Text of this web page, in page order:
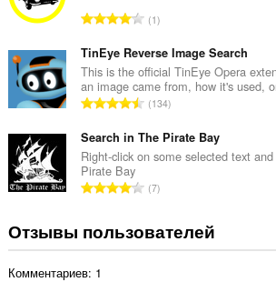
о
к
:
о
е
н
о
к
:
В
е
г
о
о
е
н
о
к
1
TinEye Reverse Image Search
This is the official TinEye Opera
an image came from, how it's used,
В
е
г
о
е
н
134
Search in The Pirate Bay
Right-click on some selected text
Pirate Bay
В
г
7
Отзывы пользователей
Комментариев: 1